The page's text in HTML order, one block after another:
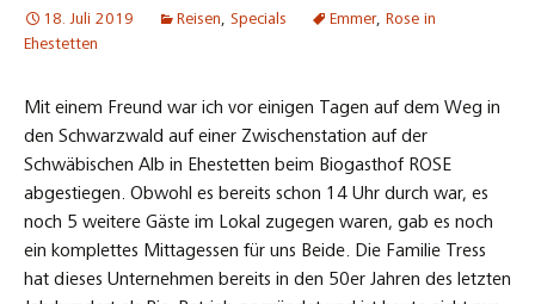
18. Juli 2019 Reisen, Specials Emmer, Rose in
Ehestetten
Mit einem Freund war ich vor einigen Tagen auf dem Weg in
den Schwarzwald auf einer Zwischenstation auf der
Schwäbischen Alb in Ehestetten beim Biogasthof ROSE
abgestiegen. Obwohl es bereits schon 14 Uhr durch war, es
noch 5 weitere Gäste im Lokal zugegen waren, gab es noch
ein komplettes Mittagessen für uns Beide. Die Familie Tress
hat dieses Unternehmen bereits in den 50er Jahren des letzten